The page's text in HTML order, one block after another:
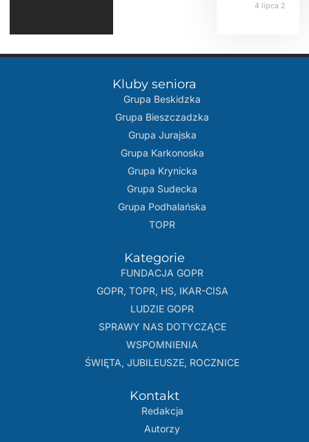
4 lipca 2026
Kluby seniora
Grupa Beskidzka​
Grupa Bieszczadzka
Grupa Jurajska
Grupa Karkonoska
Grupa Krynicka
Grupa Sudecka
Grupa Podhalańska
TOPR
Kategorie
FUNDACJA GOPR
GOPR, TOPR, HS, IKAR-CISA
LUDZIE GOPR
SPRAWY NAS DOTYCZĄCE
WSPOMNIENIA
ŚWIĘTA, JUBILEUSZE, ROCZNICE
Kontakt
Redakcja
Autorzy